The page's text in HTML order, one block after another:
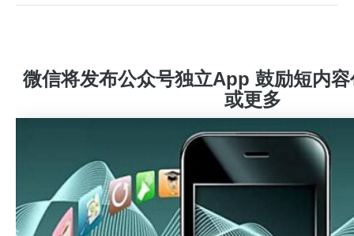
微信将发布公众号独立App 鼓励短内
或更多